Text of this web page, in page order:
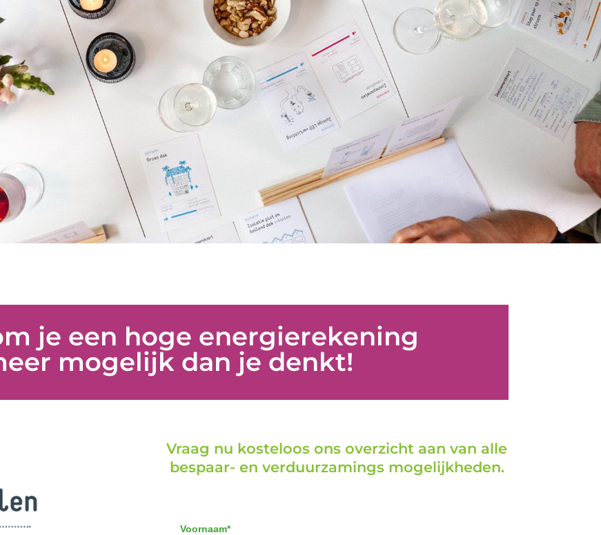
je een hoge energierekening
mogelijk dan je denkt!
Vraag nu kosteloos ons overzicht aan van alle
bespaar- en verduurzamings mogelijkheden.
Voornaam*